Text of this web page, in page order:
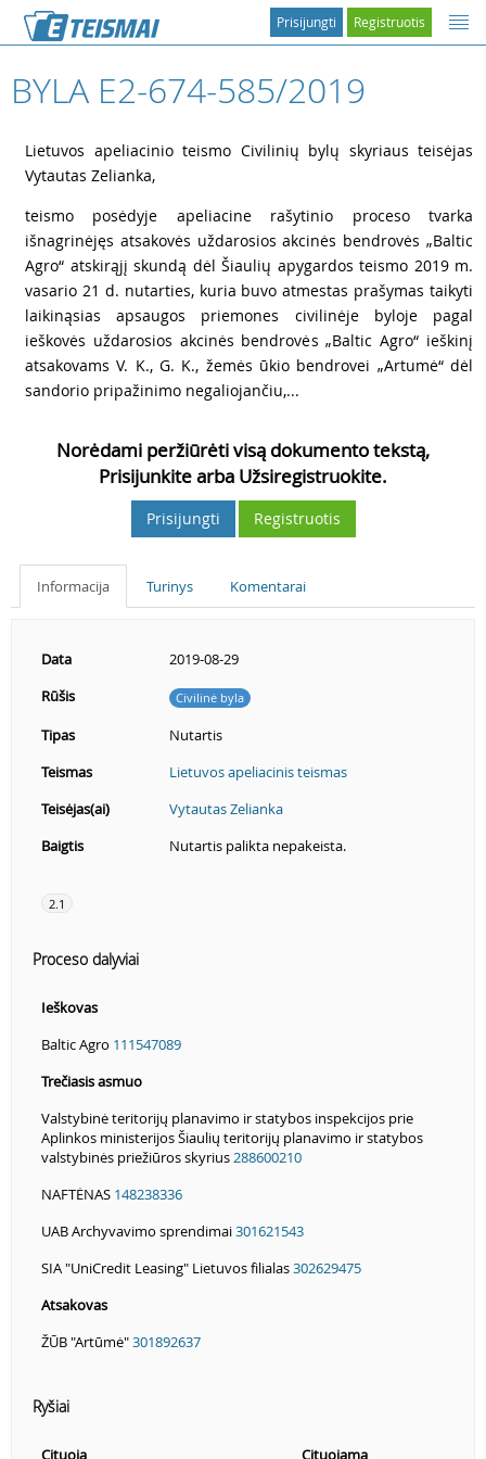
Registruotis
Prisijungti
BYLA E2-674-585/2019
Lietuvos apeliacinio teismo Civilinių bylų skyriaus teisėjas
Vytautas Zelianka,
teismo posėdyje apeliacine rašytinio proceso tvarka
išnagrinėjęs atsakovės uždarosios akcinės bendrovės „Baltic
Agro“ atskirąjį skundą dėl Šiaulių apygardos teismo 2019 m.
vasario 21 d. nutarties, kuria buvo atmestas prašymas taikyti
laikinąsias apsaugos priemones civilinėje byloje pagal
ieškovės uždarosios akcinės bendrovės „Baltic Agro“ ieškinį
atsakovams V. K., G. K., žemės ūkio bendrovei „Artumė“ dėl
sandorio pripažinimo negaliojančiu,...
Norėdami peržiūrėti visą dokumento tekstą,
Prisijunkite arba Užsiregistruokite.
Prisijungti Registruotis
Informacija Turinys Komentarai
Data
2019-08-29
Rūšis
Civilinė byla
Tipas
Nutartis
Teismas
Lietuvos apeliacinis teismas
Teisėjas(ai)
Vytautas Zelianka
Baigtis
Nutartis palikta nepakeista.
2.1
Proceso dalyviai
Ieškovas
Baltic Agro 111547089
Trečiasis asmuo
Valstybinė teritorijų planavimo ir statybos inspekcijos prie
Aplinkos ministerijos Šiaulių teritorijų planavimo ir statybos
valstybinės priežiūros skyrius 288600210
NAFTĖNAS 148238336
UAB Archyvavimo sprendimai301621543
SIA "UniCredit Leasing" Lietuvos filialas302629475
Atsakovas
ŽŪB "Artūmė"301892637
Ryšiai
Cituoja Cituojama